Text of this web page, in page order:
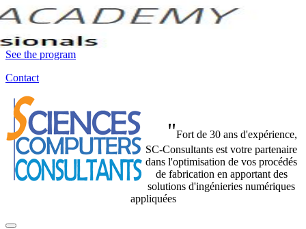
See the program
Contact
"Fort de 30 ans d'expérience,
SC-Consultants est votre partenaire
dans l'optimisation de vos procédés
de fabrication en apportant des
solutions d'ingénieries numériques
appliquées